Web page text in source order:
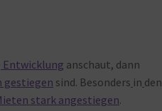
Entwicklung anschaut, dann
gestiegen sind. Besonders in den
stark angestiegen.